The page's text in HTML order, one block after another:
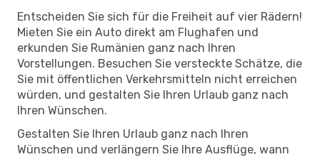
Entscheiden Sie sich für die Freiheit auf vier Rädern!
Mieten Sie ein Auto direkt am Flughafen und
erkunden Sie Rumänien ganz nach Ihren
Vorstellungen. Besuchen Sie versteckte Schätze, die
Sie mit öffentlichen Verkehrsmitteln nicht erreichen
würden, und gestalten Sie Ihren Urlaub ganz nach
Ihren Wünschen.
Gestalten Sie Ihren Urlaub ganz nach Ihren
Wünschen und verlängern Sie Ihre Ausflüge, wann